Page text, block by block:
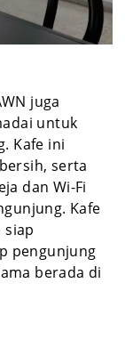
juga
untuk
Kafe ini
serta
dan Wi-Fi
Kafe
siap
pengunjung
berada di